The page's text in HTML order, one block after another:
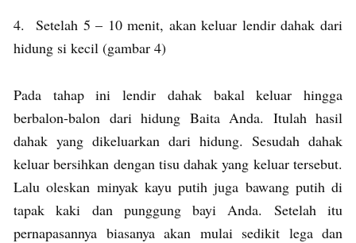
4. Setelah 5 – 10 menit, akan keluar lendir dahak dari
hidung si kecil (gambar 4)
Pada tahap ini lendir dahak bakal keluar hingga
berbalon-balon dari hidung Baita Anda. Itulah hasil
dahak yang dikeluarkan dari hidung. Sesudah dahak
keluar bersihkan dengan tisu dahak yang keluar tersebut.
Lalu oleskan minyak kayu putih juga bawang putih di
tapak kaki dan punggung bayi Anda. Setelah itu
pernapasannya biasanya akan mulai sedikit lega dan